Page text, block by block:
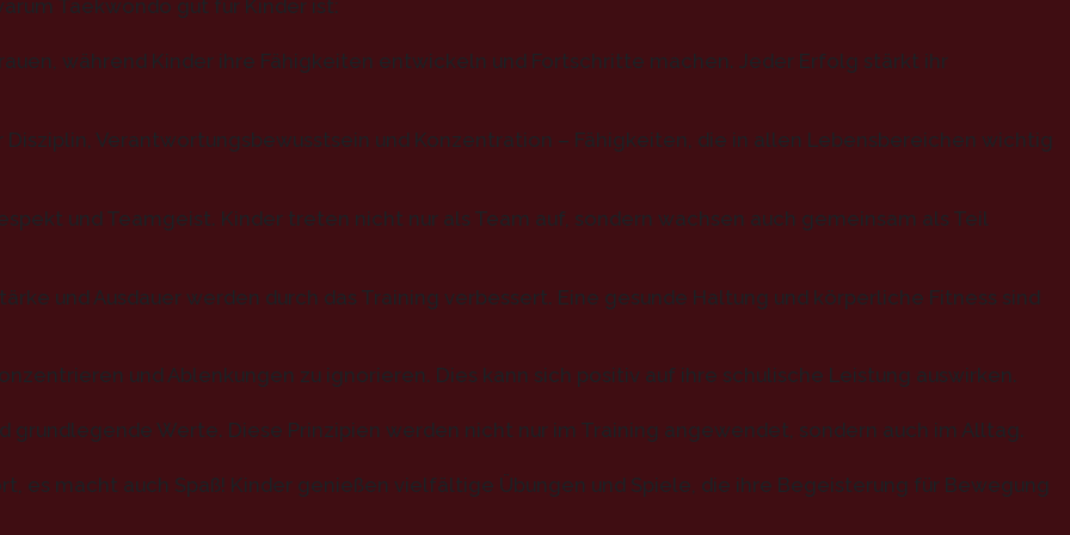
Taekwondo gut für Kinder ist:
während Kinder ihre Fähigkeiten entwickeln und Fortschritte machen. Jeder Erfolg stärkt ihr
Verantwortungsbewusstsein und Konzentration – Fähigkeiten, die in allen Lebensbereichen wichtig
und Teamgeist. Kinder treten nicht nur als Team auf, sondern wachsen auch gemeinsam als Teil
und Ausdauer werden durch das Training verbessert. Eine gesunde Haltung und körperliche Fitness sind
und Ablenkungen zu ignorieren. Dies kann sich positiv auf ihre schulische Leistung auswirken.
grundlegende Werte. Diese Prinzipien werden nicht nur im Training angewendet, sondern auch im Alltag.
es macht auch Spaß! Kinder genießen vielfältige Übungen und Spiele, die ihre Begeisterung für Bewegung